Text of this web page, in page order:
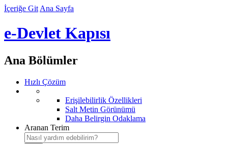
İçeriğe Git Ana Sayfa
e-Devlet Kapısı
Ana Bölümler
Hızlı Çözüm
Erişilebilirlik Özellikleri
Salt Metin Görünümü
Daha Belirgin Odaklama
Aranan Terim